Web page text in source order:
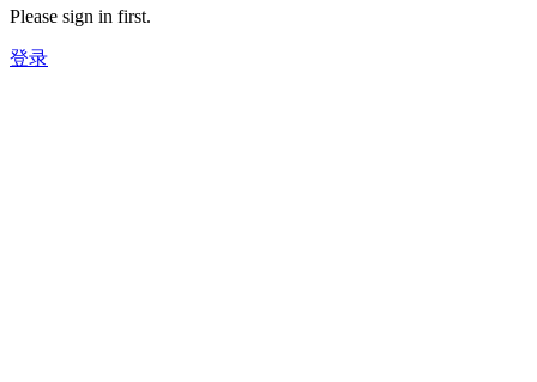
Please sign in first.
登录